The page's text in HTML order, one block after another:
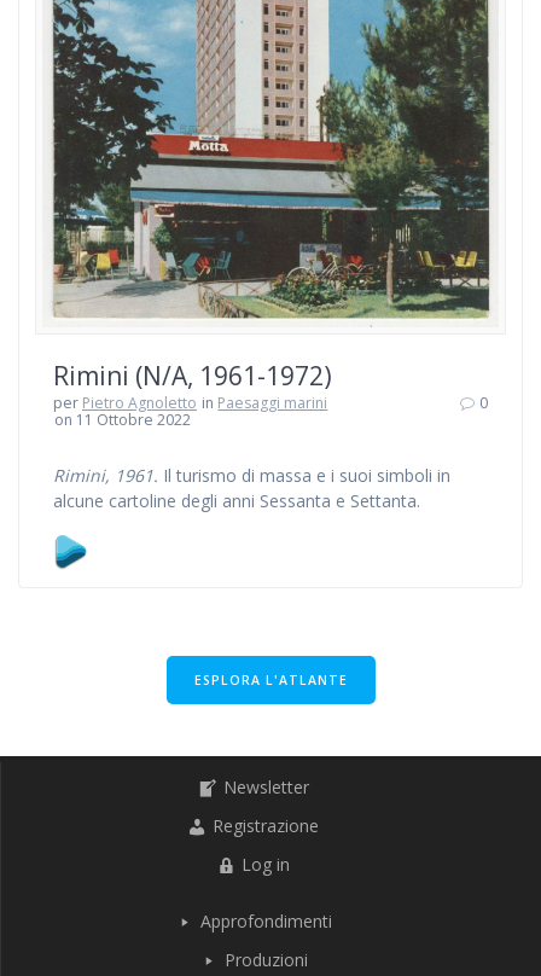
Rimini (N/A, 1961-1972)
per Pietro Agnoletto in Paesaggi marini
on 11 Ottobre 2022
0
Rimini, 1961. Il turismo di massa e i suoi simboli in
alcune cartoline degli anni Sessanta e Settanta.
ESPLORA L'ATLANTE
Newsletter
Registrazione
Log in
Approfondimenti
Produzioni